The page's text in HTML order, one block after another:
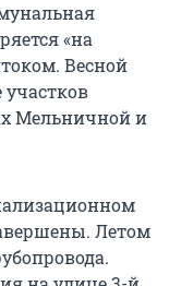
«на
Весной
Мельничной и
Летом